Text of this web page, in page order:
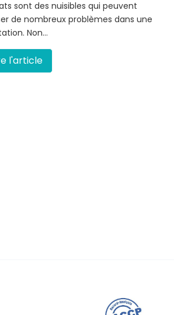
sont des nuisibles qui peuvent
de nombreux problèmes dans une
Non…
l'article